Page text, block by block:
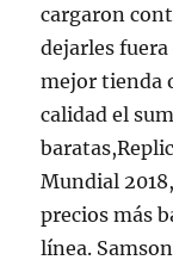
cargaron
dejarles
mejor tienda
calidad el
Mundial
precios más
línea.